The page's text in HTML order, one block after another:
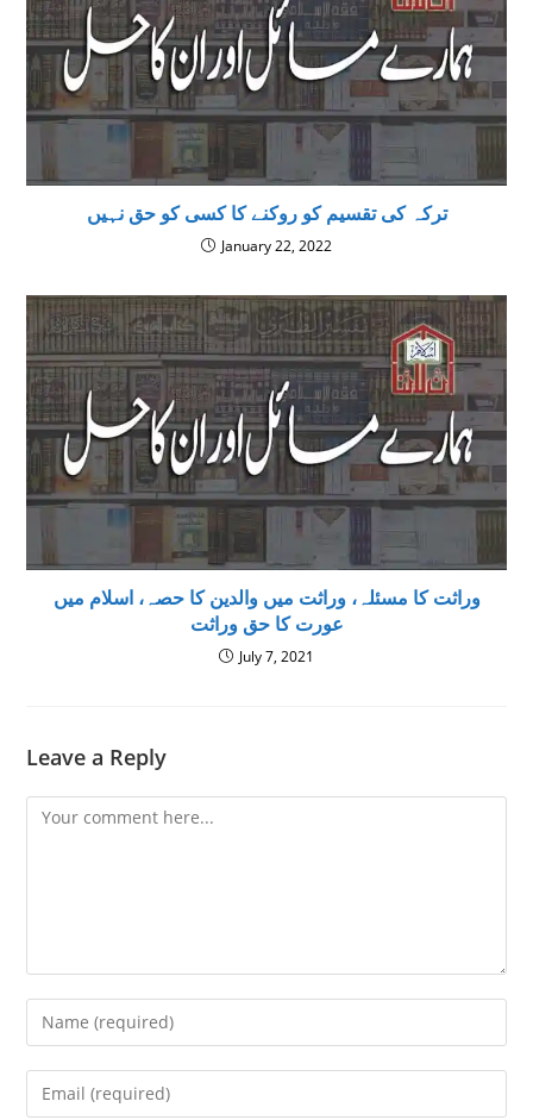
ترکہ کی تقسیم کو روکنے کا کسی کو حق نہیں
January 22, 2022
وراثت کا مسئلہ، وراثت میں والدین کا حصہ، اسلام میں
عورت کا حق وراثت
July 7, 2021
Leave a Reply
Comment
Enter
your
name
Enter
your